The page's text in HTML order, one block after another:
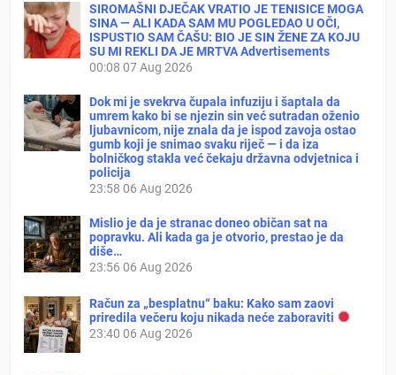
SIROMAŠNI DJEČAK VRATIO JE TENISICE MOGA
SINA — ALI KADA SAM MU POGLEDAO U OČI,
ISPUSTIO SAM ČAŠU: BIO JE SIN ŽENE ZA KOJU
SU MI REKLI DA JE MRTVA Advertisements
00:08 07 Aug 2026
Dok mi je svekrva čupala infuziju i šaptala da
umrem kako bi se njezin sin već sutradan oženio
ljubavnicom, nije znala da je ispod zavoja ostao
gumb koji je snimao svaku riječ — i da iza
bolničkog stakla već čekaju državna odvjetnica i
policija
23:58 06 Aug 2026
Mislio je da je stranac doneo običan sat na
popravku. Ali kada ga je otvorio, prestao je da
diše…
23:56 06 Aug 2026
Račun za „besplatnu“ baku: Kako sam zaovi
priredila večeru koju nikada neće zaboraviti
23:40 06 Aug 2026